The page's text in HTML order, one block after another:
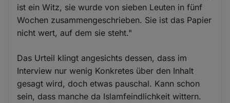
ist ein Witz, sie wurde von sieben Leuten in fünf
Wochen zusammengeschrieben. Sie ist das Papier
nicht wert, auf dem sie steht."
Das Urteil klingt angesichts dessen, dass im
Interview nur wenig Konkretes über den Inhalt
gesagt wird, doch etwas pauschal. Kann schon
sein, dass manche da Islamfeindlichkeit wittern.